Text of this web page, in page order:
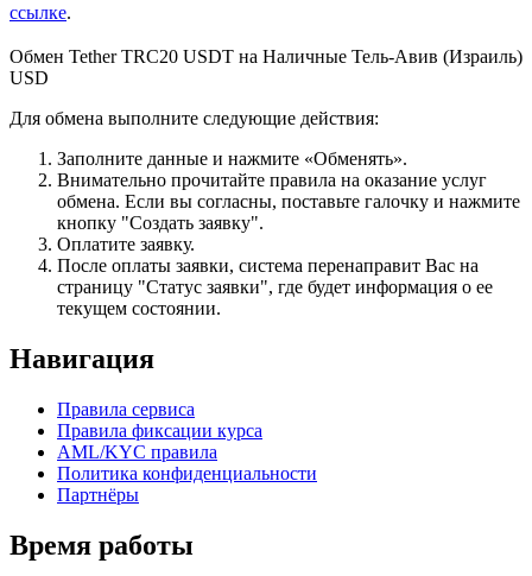
ссылке.
Обмен Tether TRC20 USDT на Наличные Тель-Авив (Израиль)
USD
Для обмена выполните следующие действия:
Заполните данные и нажмите «Обменять».
Внимательно прочитайте правила на оказание услуг
обмена. Если вы согласны, поставьте галочку и нажмите
кнопку "Создать заявку".
Оплатите заявку.
После оплаты заявки, система перенаправит Вас на
страницу "Статус заявки", где будет информация о ее
текущем состоянии.
Навигация
Правила сервиса
Правила фиксации курса
AML/KYC правила
Политика конфиденциальности
Партнёры
Время работы